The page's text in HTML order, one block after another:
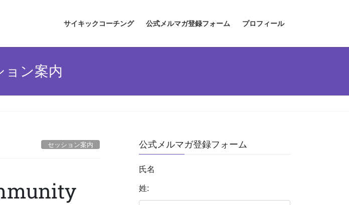
サイキックコーチング 公式メルマガ登録フォーム プロフィール
ョン案内
セッション案内 公式メルマガ登録フォーム
氏名
姓: